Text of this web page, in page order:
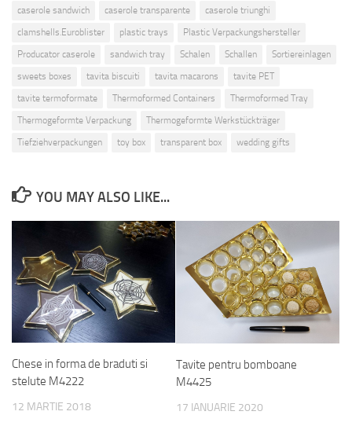
caserole sandwich
caserole transparente
caserole triunghi
clamshells.Euroblister
plastic trays
Plastic Verpackungshersteller
Producator caserole
sandwich tray Schalen Schallen
Sortiereinlagen
sweets boxes
tavita biscuiti tavita macarons
tavite PET
tavite termoformate
Thermoformed Containers
Thermoformed Tray
Thermogeformte Verpackung
Thermogeformte Werkstückträger
Tiefziehverpackungen
toy box transparent box wedding gifts
YOU MAY ALSO LIKE...
Chese in forma de braduti si
stelute M4222
12 MARTIE 2018
Tavite pentru bomboane
M4425
17 IANUARIE 2020